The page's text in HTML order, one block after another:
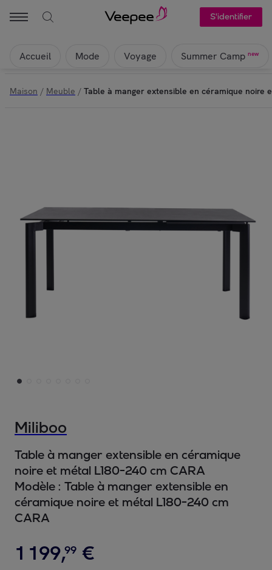
S'identifier
Accueil Mode Voyage Summer Camp new
Maison / Meuble / Table à manger extensible en céramique noire
Miliboo
Table à manger extensible en céramique
noire et métal L180-240 cm CARA
Modèle : Table à manger extensible en
céramique noire et métal L180-240 cm
CARA
1 199,99 €